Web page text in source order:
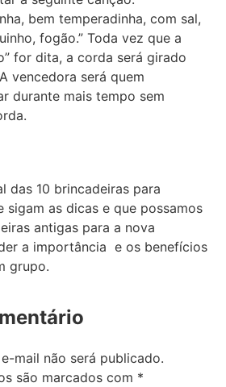
bem temperadinha, com sal,
fogão.” Toda vez que a
for dita, a corda será girado
vencedora será quem
durante mais tempo sem
das 10 brincadeiras para
sigam as dicas e que possamos
antigas para a nova
a importância e os benefícios
grupo.
mail não será publicado.
são marcados com *